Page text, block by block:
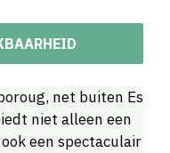
net buiten Es
niet alleen een
een spectaculair